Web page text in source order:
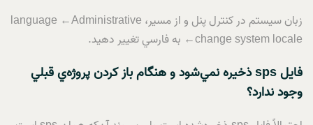
زبان سيستم در کنترل پنل و از مسير، language ←Administrative
←change system locale به فارسي تغيير دهيد.
فايلspsذخيره نمي‌شود و هنگام باز کردن پروژه‌ي قبلي
وجود ندارد؟